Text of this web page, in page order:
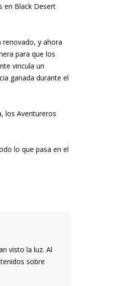
en Black Desert
renovado, y ahora
para que los
vincula un
ganada durante el
los Aventureros
lo que pasa en el
visto la luz. Al
sobre